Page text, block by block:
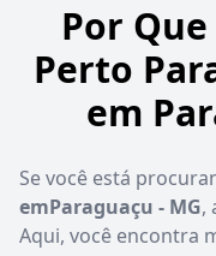
Por
Perto
em
Se você está
emParaguaçu - MG,
Aqui, você encontra